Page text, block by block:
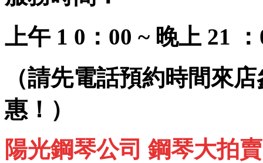
上午 1 0：00 ~ 晚上 21
（請先電話預約時間來
惠！）
陽光鋼琴公司 鋼琴大拍賣